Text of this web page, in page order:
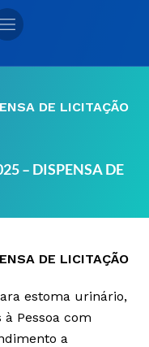
DE LICITAÇÃO
– DISPENSA DE
DE LICITAÇÃO
estoma urinário,
Pessoa com
a